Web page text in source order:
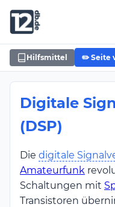
Hilfsmittel ✏️ Seite
Digitale
(DSP)
Die digitale
Amateurfunk
Schaltungen mit
Transistoren